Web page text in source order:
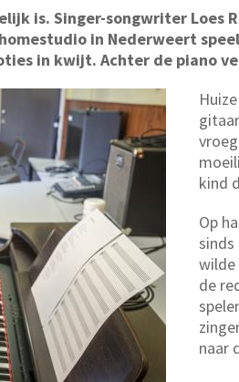
is. Singer-songwriter Loes
in Nederweert
in kwijt. Achter de piano
kind
Op
sinds
wilde
de
naar